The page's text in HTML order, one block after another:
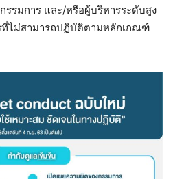
รรมการ และ/หรือผู้บริหารระดับสูง
ที่ไม่สามารถปฏิบัติตามหลักเกณฑ์